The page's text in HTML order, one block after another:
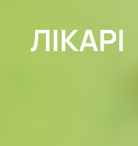
ЛІКАРІ